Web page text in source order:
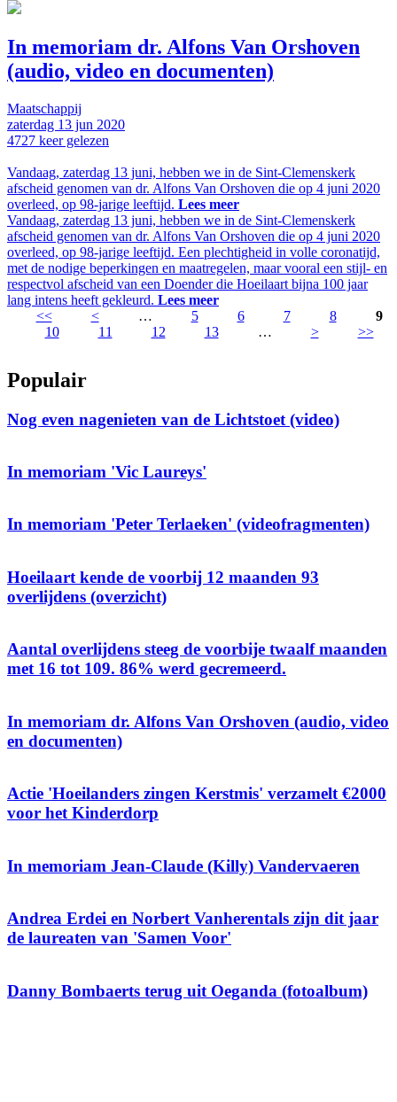
In memoriam dr. Alfons Van Orshoven
(audio, video en documenten)
Maatschappij
zaterdag 13 jun 2020
4727 keer gelezen
Vandaag, zaterdag 13 juni, hebben we in de Sint-Clemenskerk
afscheid genomen van dr. Alfons Van Orshoven die op 4 juni 2020
overleed, op 98-jarige leeftijd. Lees meer
Vandaag, zaterdag 13 juni, hebben we in de Sint-Clemenskerk
afscheid genomen van dr. Alfons Van Orshoven die op 4 juni 2020
overleed, op 98-jarige leeftijd. Een plechtigheid in volle coronatijd,
met de nodige beperkingen en maatregelen, maar vooral een stijl- en
respectvol afscheid van een Doender die Hoeilaart bijna 100 jaar
lang intens heeft gekleurd. Lees meer
Pagina's
<< < … 5 6 7 8
9
10
11 12 13 … > >>
Populair
Nog even nagenieten van de Lichtstoet (video)
In memoriam 'Vic Laureys'
In memoriam 'Peter Terlaeken' (videofragmenten)
Hoeilaart kende de voorbij 12 maanden 93
overlijdens (overzicht)
Aantal overlijdens steeg de voorbije twaalf maanden
met 16 tot 109. 86% werd gecremeerd.
In memoriam dr. Alfons Van Orshoven (audio, video
en documenten)
Actie 'Hoeilanders zingen Kerstmis' verzamelt €2000
voor het Kinderdorp
In memoriam Jean-Claude (Killy) Vandervaeren
Andrea Erdei en Norbert Vanherentals zijn dit jaar
de laureaten van 'Samen Voor'
Danny Bombaerts terug uit Oeganda (fotoalbum)